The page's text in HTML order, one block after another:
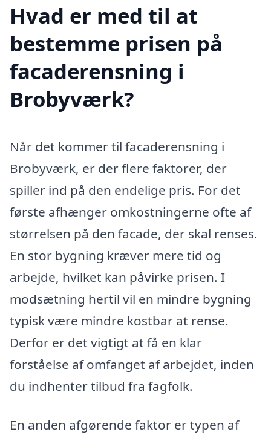
Hvad er med til at
bestemme prisen på
facaderensning i
Brobyværk?
Når det kommer til facaderensning i
Brobyværk, er der flere faktorer, der
spiller ind på den endelige pris. For det
første afhænger omkostningerne ofte af
størrelsen på den facade, der skal renses.
En stor bygning kræver mere tid og
arbejde, hvilket kan påvirke prisen. I
modsætning hertil vil en mindre bygning
typisk være mindre kostbar at rense.
Derfor er det vigtigt at få en klar
forståelse af omfanget af arbejdet, inden
du indhenter tilbud fra fagfolk.
En anden afgørende faktor er typen af